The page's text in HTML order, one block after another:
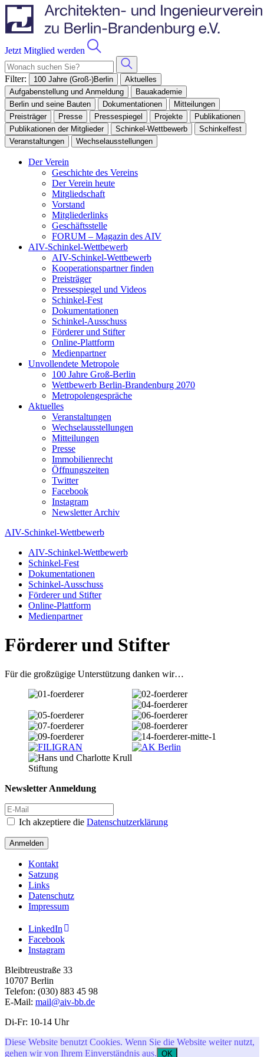
Jetzt Mitglied werden
Filter: 100 Jahre (Groß-)Berlin
Aktuelles
Aufgabenstellung und Anmeldung
Bauakademie
Berlin und seine Bauten
Dokumentationen
Mitteilungen
Preisträger
Presse Pressespiegel Projekte
Publikationen
Publikationen der Mitglieder
Schinkel-Wettbewerb
Schinkelfest
Veranstaltungen
Wechselausstellungen
Der Verein
Geschichte des Vereins
Der Verein heute
Mitgliedschaft
Vorstand
Mitgliederlinks
Geschäftsstelle
FORUM – Magazin des AIV
AIV-Schinkel-Wettbewerb
AIV-Schinkel-Wettbewerb
Kooperationspartner finden
Preisträger
Pressespiegel und Videos
Schinkel-Fest
Dokumentationen
Schinkel-Ausschuss
Förderer und Stifter
Online-Plattform
Medienpartner
Unvollendete Metropole
100 Jahre Groß-Berlin
Wettbewerb Berlin-Brandenburg 2070
Metropolengespräche
Aktuelles
Veranstaltungen
Wechselausstellungen
Mitteilungen
Presse
Immobilienrecht
Öffnungszeiten
Twitter
Facebook
Instagram
Newsletter Archiv
AIV-Schinkel-Wettbewerb
AIV-Schinkel-Wettbewerb
Schinkel-Fest
Dokumentationen
Schinkel-Ausschuss
Förderer und Stifter
Online-Plattform
Medienpartner
Förderer und Stifter
Für die großzügige Unterstützung danken wir…
Newsletter Anmeldung
Ich akzeptiere die Datenschutzerklärung
Anmelden
Kontakt
Satzung
Links
Datenschutz
Impressum
LinkedIn
Facebook
Instagram
Bleibtreustraße 33
10707 Berlin
Telefon: (030) 883 45 98
E-Mail: mail@aiv-bb.de
Di-Fr: 10-14 Uhr
Diese Website benutzt Cookies. Wenn Sie die Website weiter nutzt,
gehen wir von Ihrem Einverständnis aus. OK